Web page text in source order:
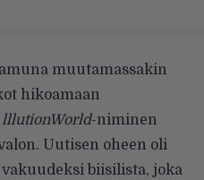
muutamassakin
hikoamaan
lllutionWorld-niminen
Uutisen oheen oli
biisilista, joka